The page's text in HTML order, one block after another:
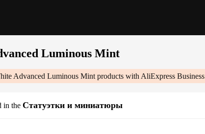
Luminous Mint
Advanced Luminous Mint products with AliExpress Business
in the Статуэтки и миниатюры